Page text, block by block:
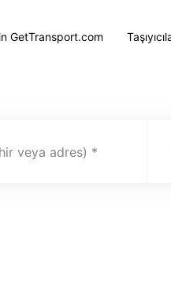
GetTransport.com
veya adres)